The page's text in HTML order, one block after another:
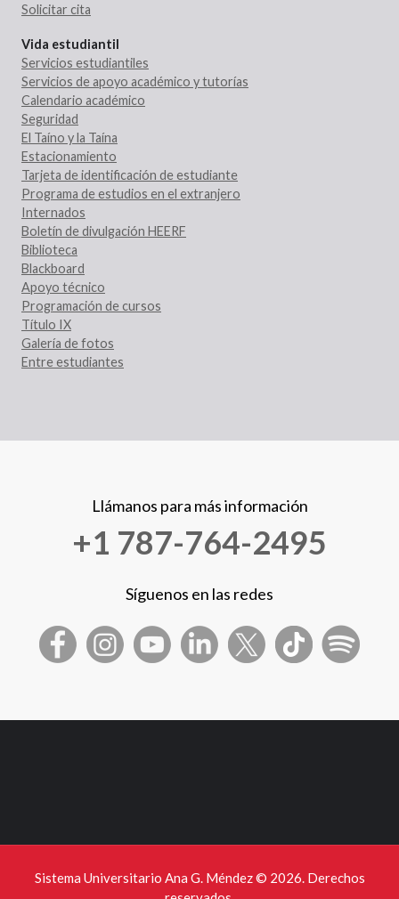
Solicitar cita
Vida estudiantil
Servicios estudiantiles
Servicios de apoyo académico y tutorías
Calendario académico
Seguridad
El Taíno y la Taína
Estacionamiento
Tarjeta de identificación de estudiante
Programa de estudios en el extranjero
Internados
Boletín de divulgación HEERF
Biblioteca
Blackboard
Apoyo técnico
Programación de cursos
Título IX
Galería de fotos
Entre estudiantes
Llámanos para más información
+1 787-764-2495
Síguenos en las redes
Sistema Universitario Ana G. Méndez © 2026. Derechos